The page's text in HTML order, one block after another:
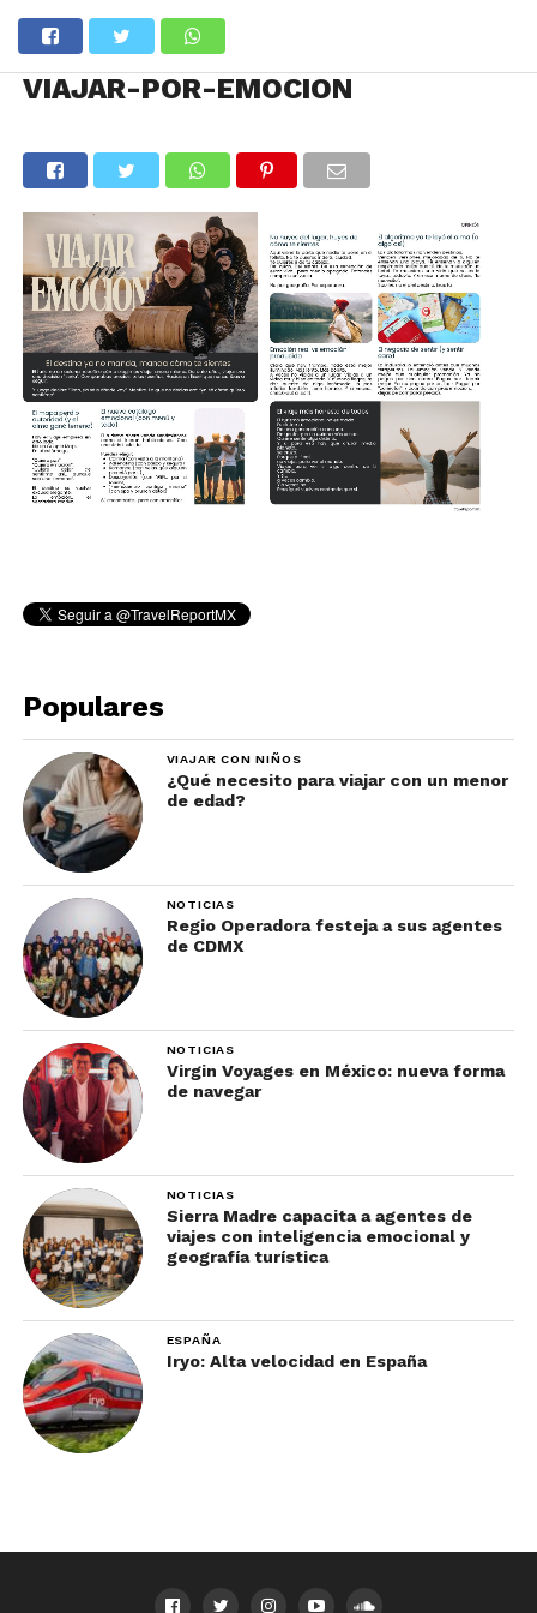
VIAJAR-POR-EMOCION
Populares
VIAJAR CON NIÑOS
¿Qué necesito para viajar con un menor
de edad?
NOTICIAS
Regio Operadora festeja a sus agentes
de CDMX
NOTICIAS
Virgin Voyages en México: nueva forma
de navegar
NOTICIAS
Sierra Madre capacita a agentes de
viajes con inteligencia emocional y
geografía turística
ESPAÑA
Iryo: Alta velocidad en España